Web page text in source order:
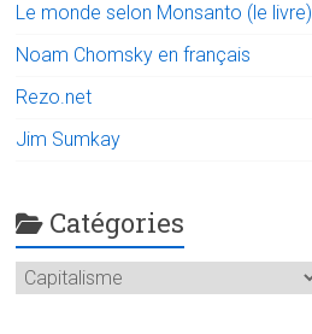
Le monde selon Monsanto (le livre)
Noam Chomsky en français
Rezo.net
Jim Sumkay
Catégories
Catégories